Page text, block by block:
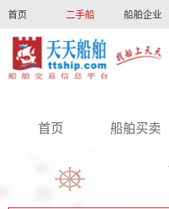
首页 二手船 船舶企业
船员招聘 船员联盟
首页 船舶买卖